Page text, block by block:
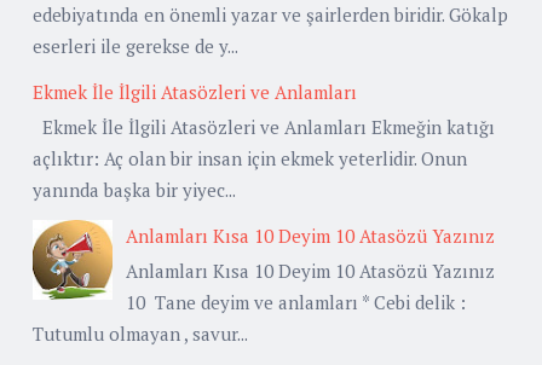
edebiyatında en önemli yazar ve şairlerden biridir. Gökalp
eserleri ile gerekse de y...
Ekmek İle İlgili Atasözleri ve Anlamları
Ekmek İle İlgili Atasözleri ve Anlamları Ekmeğin katığı
açlıktır: Aç olan bir insan için ekmek yeterlidir. Onun
yanında başka bir yiyec...
Anlamları Kısa 10 Deyim 10 Atasözü Yazınız
Anlamları Kısa 10 Deyim 10 Atasözü Yazınız
10 Tane deyim ve anlamları * Cebi delik :
Tutumlu olmayan , savur...